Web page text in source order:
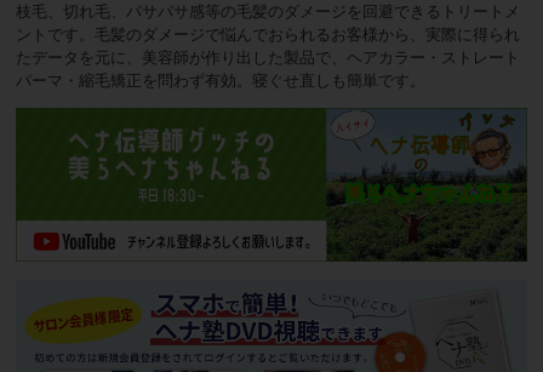
枝毛、切れ毛、パサパサ感等の毛髪のダメージを回避できるトリートメ
ントです。毛髪のダメージで悩んでおられるお客様から、実際に得られ
たデータを元に、美容師が作り出した製品で、ヘアカラー・ストレート
パーマ・縮毛矯正を問わず有効。寝ぐせ直しも簡単です。